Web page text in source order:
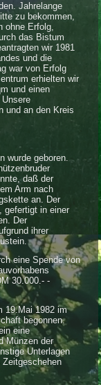
Jahrelange
zu bekommen,
ohne Erfolg,
das Bistum
wir 1981
und die
war von Erfolg
erhielten wir
und einen
und an den Kreis
wurde geboren.
daß der
Arm nach
an. Der
gefertigt in einer
Der
ihrer
eine Spende von
30.000.- -
19.Mai 1982 im
begonnen.
eine
Münzen der
Unterlagen